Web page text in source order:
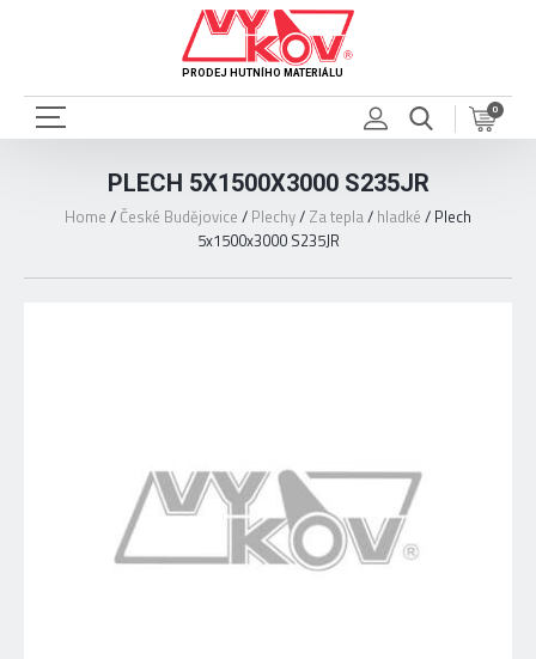
PRODEJ HUTNÍHO MATERIÁLU
0
PLECH 5X1500X3000 S235JR
Home / České Budějovice / Plechy/ Za tepla/ hladké / Plech
5x1500x3000 S235JR